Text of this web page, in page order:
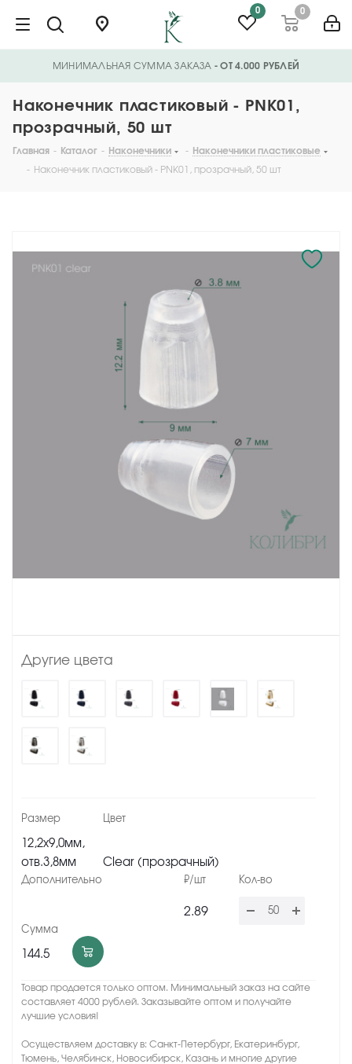
0 0
МИНИМАЛЬНАЯ СУММА ЗАКАЗА - ОТ 4.000 РУБЛЕЙ
Наконечник пластиковый - PNK01,
прозрачный, 50 шт
Главная - Каталог - Наконечники - Наконечники пластиковые
- Наконечник пластиковый - PNK01, прозрачный, 50 шт
Другие цвета
12,2х9,0мм,
отв.3,8мм
Clear (прозрачный)
2.89
144.5
Товар продается только оптом. Минимальный заказ на сайте
составляет 4000 рублей. Заказывайте оптом и получайте
лучшие условия!
Осуществляем доставку в: Санкт-Петербург, Екатеринбург,
Тюмень, Челябинск, Новосибирск, Казань и многие другие